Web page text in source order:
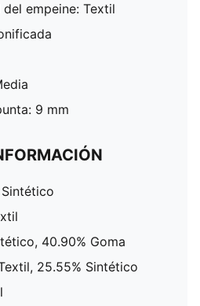
empeine: Textil
9 mm
Sintético
40.90% Goma
25.55% Sintético